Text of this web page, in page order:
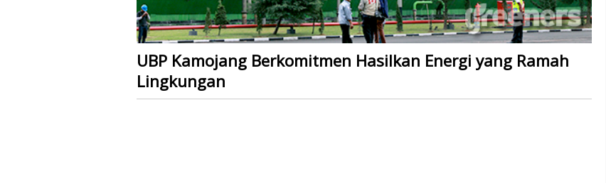
UBP Kamojang Berkomitmen Hasilkan Energi yang Ramah
Lingkungan